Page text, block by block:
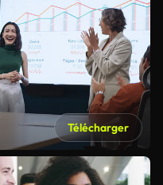
Télécharger